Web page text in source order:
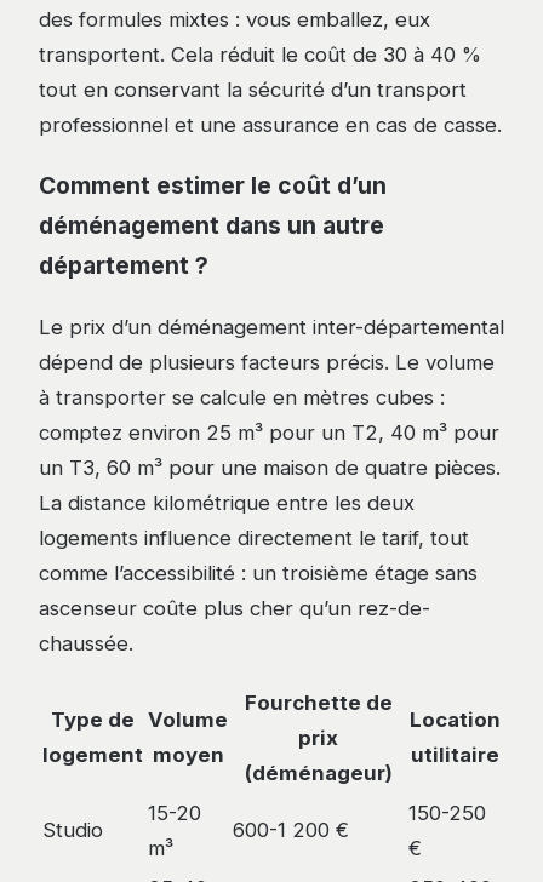
des formules mixtes : vous emballez, eux
transportent. Cela réduit le coût de 30 à 40 %
tout en conservant la sécurité d’un transport
professionnel et une assurance en cas de casse.
Comment estimer le coût d’un
déménagement dans un autre
département ?
Le prix d’un déménagement inter-départemental
dépend de plusieurs facteurs précis. Le volume
à transporter se calcule en mètres cubes :
comptez environ 25 m³ pour un T2, 40 m³ pour
un T3, 60 m³ pour une maison de quatre pièces.
La distance kilométrique entre les deux
logements influence directement le tarif, tout
comme l’accessibilité : un troisième étage sans
ascenseur coûte plus cher qu’un rez-de-
chaussée.
Type de
logement
Volume
moyen
Fourchette de
prix
(déménageur)
Location
utilitaire
Studio
15-20
m³
600-1 200 €
150-250
€